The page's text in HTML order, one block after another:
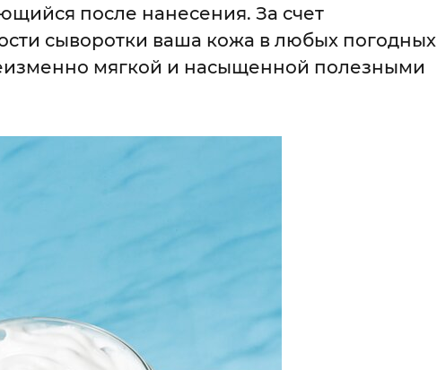
после нанесения. За счет
сыворотки ваша кожа в любых погодных
мягкой и насыщенной полезными